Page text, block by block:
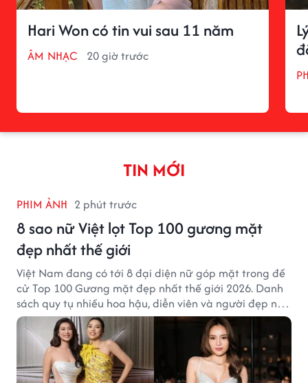
Hari Won có tin vui sau 11 năm
ÂM NHẠC 20 giờ trước
TIN MỚI
PHIM ẢNH 2 phút trước
8 sao nữ Việt lọt Top 100 gương mặt
đẹp nhất thế giới
Việt Nam đang có tới 8 đại diện nữ góp mặt trong đề
cử Top 100 Gương mặt đẹp nhất thế giới 2026. Danh
sách quy tụ nhiều hoa hậu, diễn viên và người đẹp nổi
tiếng của showbiz Việt.